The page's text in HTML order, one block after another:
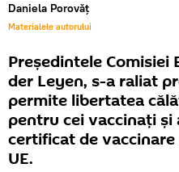
Daniela Porovăț
Materialele autorului
Președintele Comisiei
der Leyen, s-a raliat
permite libertatea
pentru cei vaccinați și
certificat de
UE.